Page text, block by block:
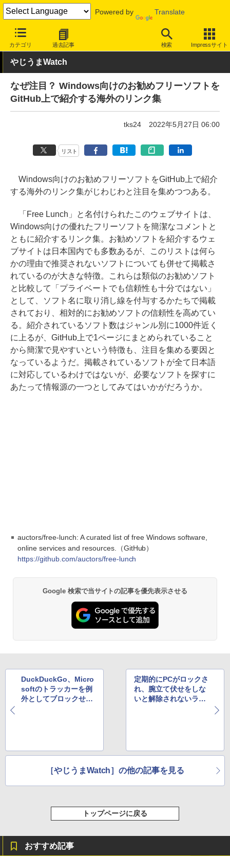
Powered by Translate
カテゴリ 過去記事 検索 Impressサイト
INTERNET Watch トピック
やじうまWatch
なぜ注目？ Windows向けのお勧めフリーソフトを
GitHub上で紹介する海外のリンク集
tks24 2022年5月27日 06:00
リスト
Windows向けのお勧めフリーソフトをGitHub上で紹介
する海外のリンク集がじわじわと注目を集めつつある。
「Free Lunch」と名付けられたこのウェブサイトは、
Windows向けの優れたフリーソフトを簡潔なコメントと
ともに紹介するリンク集。お勧めソフトを紹介するウェ
ブサイトは日本国内でも多数あるが、このリストは何ら
かの理由で推奨されないソフトについても併せて掲載さ
れているのが大きな特徴。これらは類似のお勧めソフト
と比較して「プライベートでも信頼性も十分ではない」
として、ソフト名に取り消し線を付与するかたちで掲載
されており、相対的にお勧めソフトの信頼性を高めてい
る。紹介されているソフト数はジャンル別に1000件近く
に上るが、GitHub上で1ページにまとめられていること
から簡潔で見やすいという特徴も、注目を集める要因と
なっているようだ。掲載されているソフトが全て日本語
に対応しているわけではないが、必要なソフトを探すに
あたって情報源の一つとしてみてはいかがだろうか。
auctors/free-lunch: A curated list of free Windows software,
online services and resources.（GitHub）
https://github.com/auctors/free-lunch
Google 検索で当サイトの記事を優先表示させる
DuckDuckGo、Micro
softのトラッカーを例
外としてブロックせず
定期的にPCがロックさ
れ、腕立て伏せをしな
いと解除されないラズ
［やじうまWatch］の他の記事を見る
トップページに戻る
おすすめ記事